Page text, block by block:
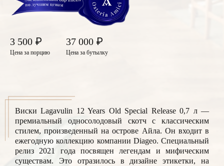
3 500 ₽
Цена за порцию
37 000 ₽
Цена за бутылку
Виски Lagavulin 12 Years Old Special Release 0,7 л —
премиальный односолодовый скотч с классическим
стилем, произведенный на острове Айла. Он входит в
ежегодную коллекцию компании Diageo. Специальный
релиз 2021 года посвящен легендам и мифическим
существам. Это отразилось в дизайне этикетки, на